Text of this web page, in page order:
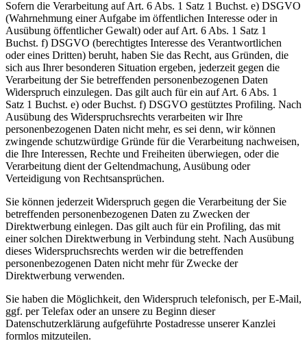
Sofern die Verarbeitung auf Art. 6 Abs. 1 Satz 1 Buchst. e) DSGVO
(Wahrnehmung einer Aufgabe im öffentlichen Interesse oder in
Ausübung öffentlicher Gewalt) oder auf Art. 6 Abs. 1 Satz 1
Buchst. f) DSGVO (berechtigtes Interesse des Verantwortlichen
oder eines Dritten) beruht, haben Sie das Recht, aus Gründen, die
sich aus Ihrer besonderen Situation ergeben, jederzeit gegen die
Verarbeitung der Sie betreffenden personenbezogenen Daten
Widerspruch einzulegen. Das gilt auch für ein auf Art. 6 Abs. 1
Satz 1 Buchst. e) oder Buchst. f) DSGVO gestütztes Profiling. Nach
Ausübung des Widerspruchsrechts verarbeiten wir Ihre
personenbezogenen Daten nicht mehr, es sei denn, wir können
zwingende schutzwürdige Gründe für die Verarbeitung nachweisen,
die Ihre Interessen, Rechte und Freiheiten überwiegen, oder die
Verarbeitung dient der Geltendmachung, Ausübung oder
Verteidigung von Rechtsansprüchen.
Sie können jederzeit Widerspruch gegen die Verarbeitung der Sie
betreffenden personenbezogenen Daten zu Zwecken der
Direktwerbung einlegen. Das gilt auch für ein Profiling, das mit
einer solchen Direktwerbung in Verbindung steht. Nach Ausübung
dieses Widerspruchsrechts werden wir die betreffenden
personenbezogenen Daten nicht mehr für Zwecke der
Direktwerbung verwenden.
Sie haben die Möglichkeit, den Widerspruch telefonisch, per E-Mail,
ggf. per Telefax oder an unsere zu Beginn dieser
Datenschutzerklärung aufgeführte Postadresse unserer Kanzlei
formlos mitzuteilen.